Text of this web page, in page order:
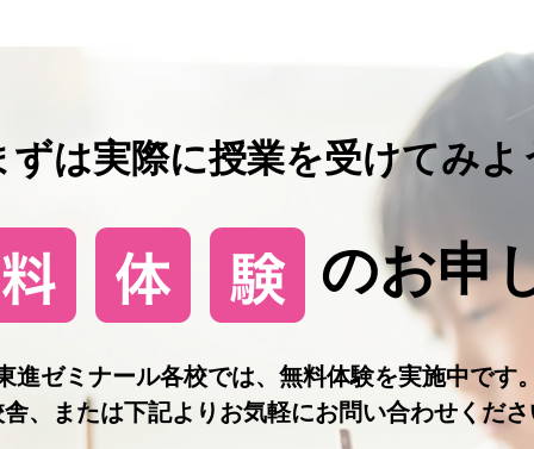
ずは実際に授業を受けてみよ
のお申
進ゼミナール各校では、無料体験を実施中です
、または下記よりお気軽にお問い合わせくだ